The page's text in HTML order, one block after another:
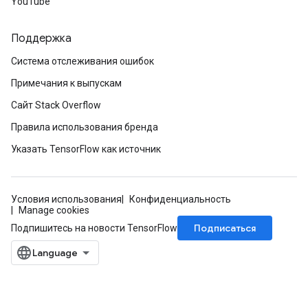
Поддержка
Система отслеживания ошибок
Примечания к выпускам
Сайт Stack Overflow
Правила использования бренда
Указать TensorFlow как источник
Условия использования
Конфиденциальность
Manage cookies
Подпишитесь на новости TensorFlow
Подписаться